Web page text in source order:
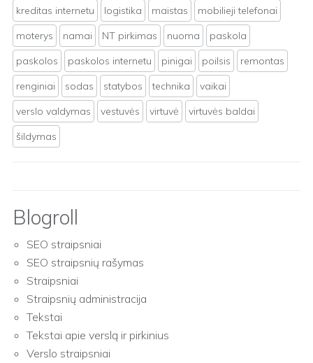
kreditas internetu
logistika maistas
mobilieji telefonai
moterys
namai NT pirkimas nuoma
paskola
paskolos
paskolos internetu pinigai poilsis
remontas
renginiai
sodas statybos technika
vaikai
verslo valdymas
vestuvės virtuvė
virtuvės baldai
šildymas
Blogroll
SEO straipsniai
SEO straipsnių rašymas
Straipsniai
Straipsnių administracija
Tekstai
Tekstai apie verslą ir pirkinius
Verslo straipsniai